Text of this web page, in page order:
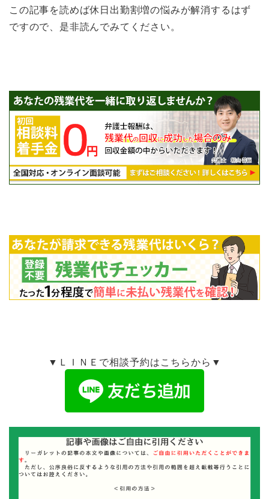
この記事を読めば休日出勤割増の悩みが解消するはず
ですので、是非読んでみてください。
▼ＬＩＮＥで相談予約はこちらから▼